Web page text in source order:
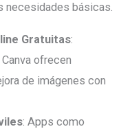
necesidades básicas.
Gratuitas:
ofrecen
de imágenes con
: Apps como